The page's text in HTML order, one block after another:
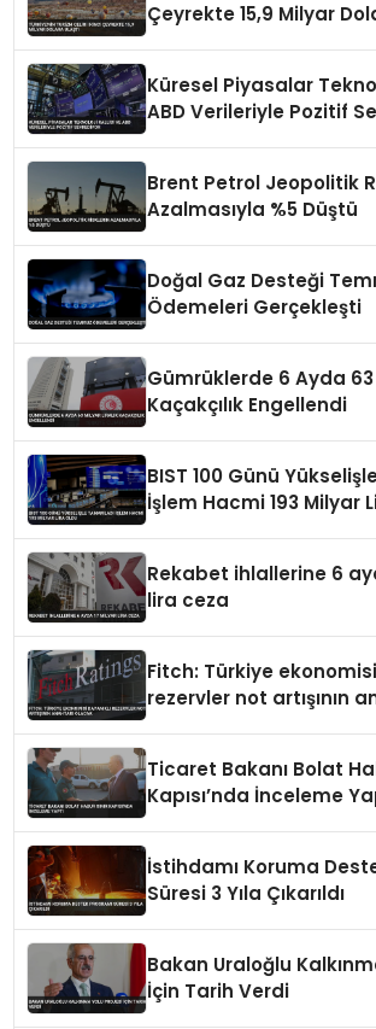
Çeyrekte 15,9 Milyar
Küresel Piyasalar
ABD Verileriyle Pozitif
Brent Petrol Jeopolitik
Azalmasıyla %5 Düştü
Doğal Gaz Desteği
Ödemeleri Gerçekleşti
Gümrüklerde 6 Ayda 63
Kaçakçılık Engellendi
BIST 100 Günü
İşlem Hacmi 193 Milyar
Rekabet ihlallerine 6
lira ceza
Fitch: Türkiye
rezervler not artışının
Ticaret Bakanı Bolat
Kapısı’nda İnceleme
İstihdamı Koruma
Süresi 3 Yıla Çıkarıldı
Bakan Uraloğlu
İçin Tarih Verdi